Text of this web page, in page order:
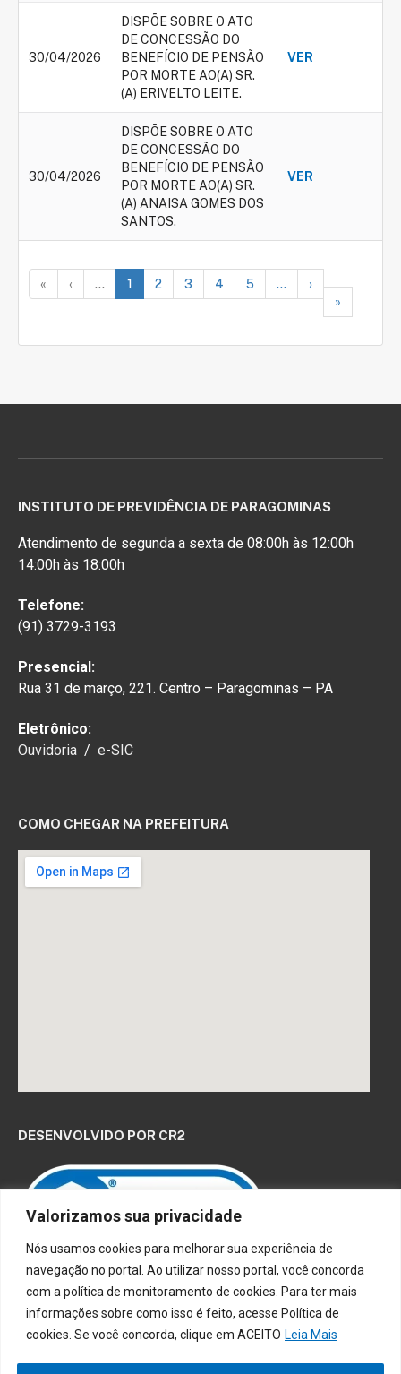
Valorizamos sua privacidade
Nós usamos cookies para melhorar sua experiência de
navegação no portal. Ao utilizar nosso portal, você concorda
com a política de monitoramento de cookies. Para ter mais
informações sobre como isso é feito, acesse Política de
cookies. Se você concorda, clique em ACEITO Leia Mais
30/04/2026
DISPÕE SOBRE O ATO
DE CONCESSÃO DO
BENEFÍCIO DE PENSÃO
POR MORTE AO(A) SR.
(A) ERIVELTO LEITE.
VER
30/04/2026
DISPÕE SOBRE O ATO
DE CONCESSÃO DO
BENEFÍCIO DE PENSÃO
POR MORTE AO(A) SR.
(A) ANAISA GOMES DOS
SANTOS.
VER
« ‹ ... 1 2 3 4 5 ...
›
»
INSTITUTO DE PREVIDÊNCIA DE PARAGOMINAS
Atendimento de segunda a sexta de 08:00h às 12:00h
14:00h às 18:00h
Telefone:
(91) 3729-3193
Presencial:
Rua 31 de março, 221. Centro – Paragominas – PA
Eletrônico:
Ouvidoria / e-SIC
COMO CHEGAR NA PREFEITURA
DESENVOLVIDO POR CR2
Muito mais quecriar site ousistema para prefeituras!
Realizamos uma assessoriacompleta, onde garantimos em
contrato que todas as exigências dasleis de transparência
públicaserão atendidas.